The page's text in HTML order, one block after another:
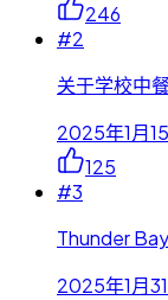
246
#2
关于学校中
2025年1月
125
#3
Thunder
2025年1月